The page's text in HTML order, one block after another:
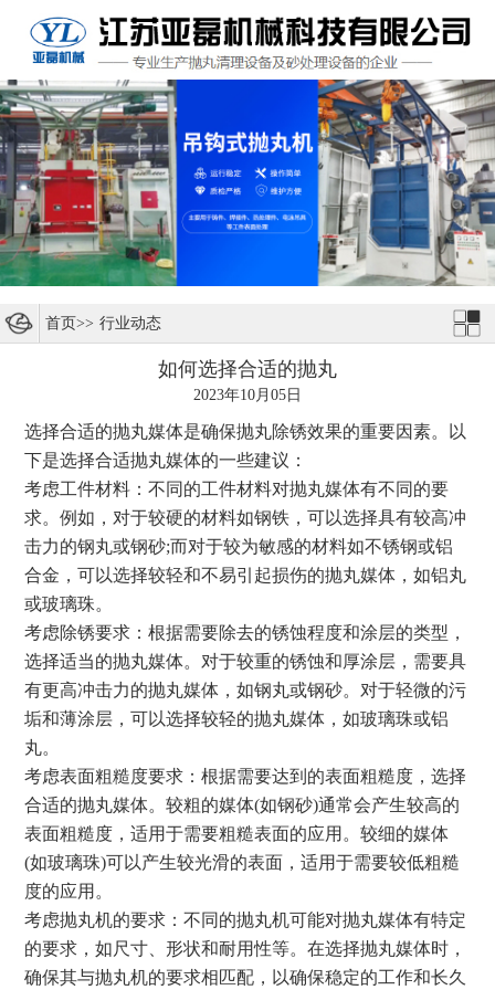
首页>> 行业动态
如何选择合适的抛丸
2023年10月05日
选择合适的抛丸媒体是确保抛丸除锈效果的重要因素。以
下是选择合适抛丸媒体的一些建议：
考虑工件材料：不同的工件材料对抛丸媒体有不同的要
求。例如，对于较硬的材料如钢铁，可以选择具有较高冲
击力的钢丸或钢砂;而对于较为敏感的材料如不锈钢或铝
合金，可以选择较轻和不易引起损伤的抛丸媒体，如铝丸
或玻璃珠。
考虑除锈要求：根据需要除去的锈蚀程度和涂层的类型，
选择适当的抛丸媒体。对于较重的锈蚀和厚涂层，需要具
有更高冲击力的抛丸媒体，如钢丸或钢砂。对于轻微的污
垢和薄涂层，可以选择较轻的抛丸媒体，如玻璃珠或铝
丸。
考虑表面粗糙度要求：根据需要达到的表面粗糙度，选择
合适的抛丸媒体。较粗的媒体(如钢砂)通常会产生较高的
表面粗糙度，适用于需要粗糙表面的应用。较细的媒体
(如玻璃珠)可以产生较光滑的表面，适用于需要较低粗糙
度的应用。
考虑抛丸机的要求：不同的抛丸机可能对抛丸媒体有特定
的要求，如尺寸、形状和耐用性等。在选择抛丸媒体时，
确保其与抛丸机的要求相匹配，以确保稳定的工作和长久